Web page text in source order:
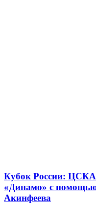
Кубок России: ЦСКА
«Динамо» с
Акинфеева